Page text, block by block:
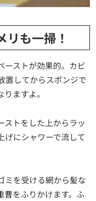
リも一掃！
ーストが効果的。カビ
置してからスポンジで
ますよ。
ストをした上からラッ
げにシャワーで流して
ミを受ける網から髪な
曹をふりかけます。ふ